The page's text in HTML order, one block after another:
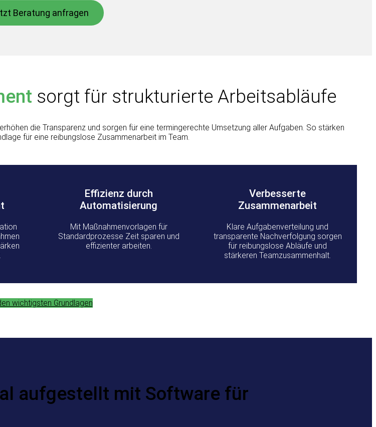
Beratung anfragen
sorgt für strukturierte Arbeitsabläufe
die Transparenz und sorgen für eine termingerechte Umsetzung aller Aufgaben. So stärken
für eine reibungslose Zusammenarbeit im Team.
Effizienz durch
Automatisierung
Mit Maßnahmenvorlagen für
Standardprozesse Zeit sparen und
effizienter arbeiten.
Verbesserte
Zusammenarbeit
Klare Aufgabenverteilung und
transparente Nachverfolgung sorgen
für reibungslose Abläufe und
stärkeren Teamzusammenhalt.
wichtigsten Grundlagen
aufgestellt mit Software für